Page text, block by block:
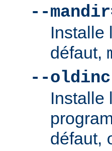
--
Installe
défaut,
--
Installe
défaut,